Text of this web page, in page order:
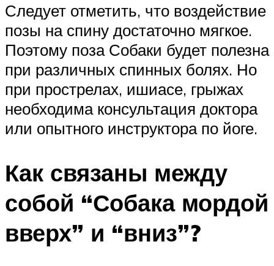
Следует отметить, что воздействие
позы на спину достаточно мягкое.
Поэтому поза Собаки будет полезна
при различных спинных болях. Но
при прострелах, ишиасе, грыжах
необходима консультация доктора
или опытного инструктора по йоге.
Как связаны между
собой “Собака мордой
вверх” и “вниз”?